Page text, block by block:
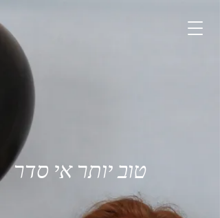
טוב יותר אי סדר